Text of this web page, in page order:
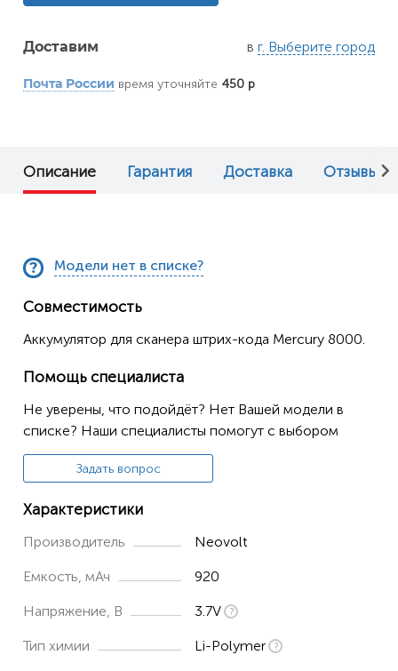
Доставим в г. Выберите город
Почта России время уточняйте 450 р
Описание Гарантия Доставка Отзывы (0)
Модели нет в списке?
Совместимость
Аккумулятор для сканера штрих-кода Mercury 8000.
Помощь специалиста
Не уверены, что подойдёт? Нет Вашей модели в
списке? Наши специалисты помогут с выбором
Задать вопрос
Характеристики
Производитель Neovolt
Емкость, мАч 920
Напряжение, В 3.7V
Тип химии Li-Polymer